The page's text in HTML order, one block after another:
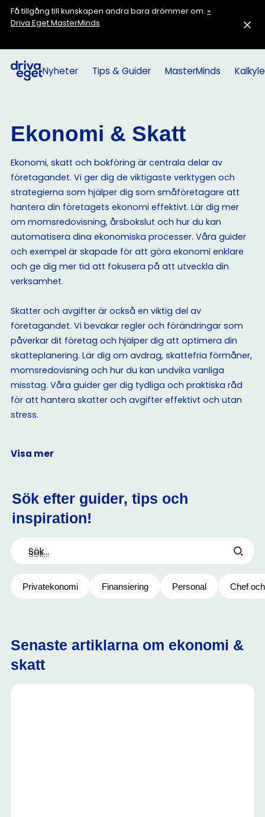
Få tillgång till kunskapen andra bara drömmer om. »
Driva Eget MasterMinds
Nyheter Tips & Guider MasterMinds
Ekonomi & Skatt
Ekonomi, skatt och bokföring är centrala delar av
företagandet. Vi ger dig de viktigaste verktygen och
strategierna som hjälper dig som småföretagare att
hantera din företagets ekonomi effektivt. Lär dig mer
om momsredovisning, årsbokslut och hur du kan
automatisera dina ekonomiska processer. Våra guider
och exempel är skapade för att göra ekonomi enklare
och ge dig mer tid att fokusera på att utveckla din
verksamhet.
Skatter och avgifter är också en viktig del av
företagandet. Vi bevakar regler och förändringar som
påverkar dit företag och hjälper dig att optimera din
skatteplanering. Lär dig om avdrag, skattefria förmåner,
momsredovisning och hur du kan undvika vanliga
misstag. Våra guider ger dig tydliga och praktiska råd
för att hantera skatter och avgifter effektivt och utan
stress.
Visa mer
Sök efter guider, tips och
inspiration!
Sök...
Privatekonomi Finansiering Personal Chef
Senaste artiklarna om ekonomi &
skatt